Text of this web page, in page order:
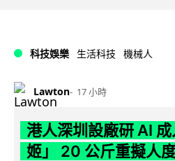
科技娛樂 生活科技 機械人
Lawton 17 小時
港人深圳設廠研 AI
姬」 20 公斤重擬人